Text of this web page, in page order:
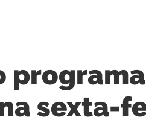
sexta-